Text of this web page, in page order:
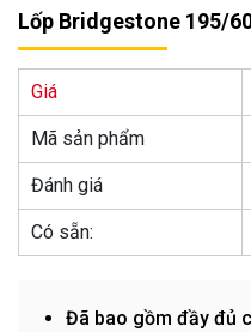
Lốp Bridgestone 195/
Giá
Mã sản phẩm
Đánh giá
Có sẵn:
Đã bao gồm đầy đủ